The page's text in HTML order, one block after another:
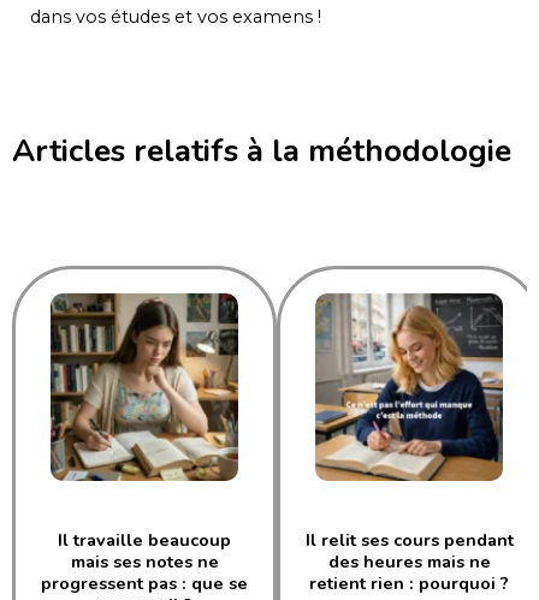
dans vos études et vos examens !
Articles relatifs à la méthodologie
Il travaille beaucoup
mais ses notes ne
progressent pas : que se
Il relit ses cours pendant
des heures mais ne
retient rien : pourquoi ?